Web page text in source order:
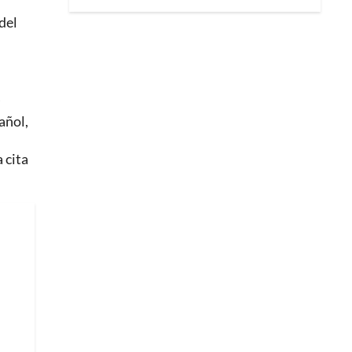
cita